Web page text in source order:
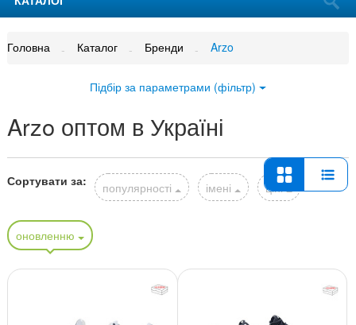
Головна Каталог Бренди Arzo
Підбір за параметрами (фільтр)
Arzo оптом в Україні
Сортувати за: популярності імені ціні
оновленню